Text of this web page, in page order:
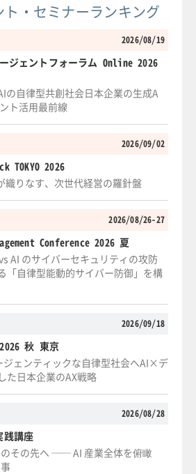
・セミナーランキング
2026/08/19
ジェントフォーラム Online 2026
の自律型共創社会日本企業の生成A
ト活用最前線
2026/09/02
TOKYO 2026
織りなす、次世代経営の羅針盤
2026/08/26-27
Conference 2026 夏
AI のサイバーセキュリティの攻防
「自律型能動的サイバー防御」を構
2026/09/18
秋 東京
ジェンティックな自律型社会へAI×デ
た日本企業のAX戦略
2026/08/28
講座
のその先へ ── AI 産業全体を俯瞰